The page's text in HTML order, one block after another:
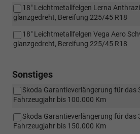
18" Leichtmetallfelgen Lerna
glanzgedreht, Bereifung 225/45 R18
18" Leichtmetallfelgen Vega Aero
glanzgedreht, Bereifung 225/45 R18
Sonstiges
Skoda Garantieverlängerung für das
Fahrzeugjahr bis 100.000 Km
Skoda Garantieverlängerung für das
Fahrzeugjahr bis 150.000 Km